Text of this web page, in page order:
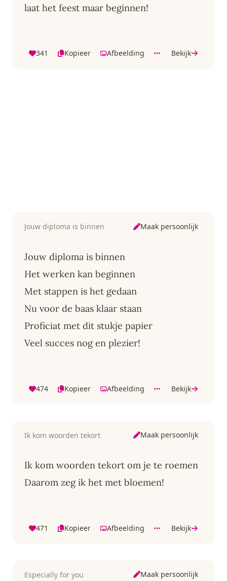
laat het feest maar beginnen!
341 Kopieer Afbeelding Bekijk
Jouw diploma is binnen Maak persoonlijk
Jouw diploma is binnen
Het werken kan beginnen
Met stappen is het gedaan
Nu voor de baas klaar staan
Proficiat met dit stukje papier
Veel succes nog en plezier!
474 Kopieer Afbeelding Bekijk
Ik kom woorden tekort Maak persoonlijk
Ik kom woorden tekort om je te roemen
Daarom zeg ik het met bloemen!
471 Kopieer Afbeelding Bekijk
Especially for you Maak persoonlijk